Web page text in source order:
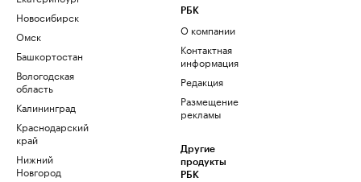
Новосибирск
Омск
Башкортостан
Вологодская
область
Калининград
Краснодарский
край
Нижний
Новгород
РБК
О компании
Контактная
информация
Редакция
Размещение
рекламы
Другие
продукты
РБК